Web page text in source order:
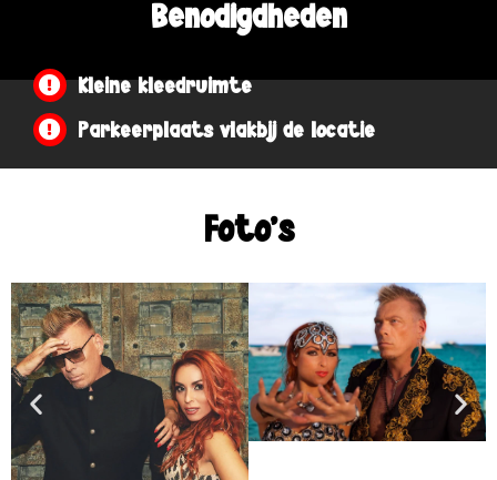
Benodigdheden
Kleine kleedruimte
Parkeerplaats vlakbij de locatie
Foto's